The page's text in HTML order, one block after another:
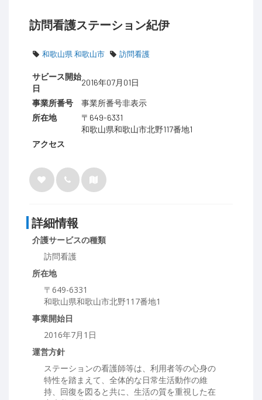
訪問看護ステーション紀伊
和歌山県 和歌山市 訪問看護
サビース開始
日
2016年07月01日
事業所番号
事業所番号非表示
所在地
〒649-6331
和歌山県和歌山市北野117番地1
アクセス
詳細情報
介護サービスの種類
訪問看護
所在地
〒649-6331
和歌山県和歌山市北野117番地1
事業開始日
2016年7月1日
運営方針
ステーションの看護師等は、利用者等の心身の
特性を踏まえて、全体的な日常生活動作の維
持、回復を図ると共に、生活の質を重視した在